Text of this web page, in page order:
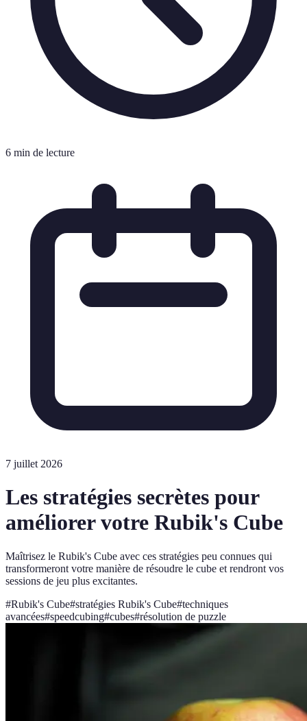
6 min de lecture
7 juillet 2026
Les stratégies secrètes pour
améliorer votre Rubik's Cube
Maîtrisez le Rubik's Cube avec ces stratégies peu connues qui
transformeront votre manière de résoudre le cube et rendront vos
sessions de jeu plus excitantes.
#Rubik's Cube#stratégies Rubik's Cube#techniques
avancées#speedcubing#cubes#résolution de puzzle